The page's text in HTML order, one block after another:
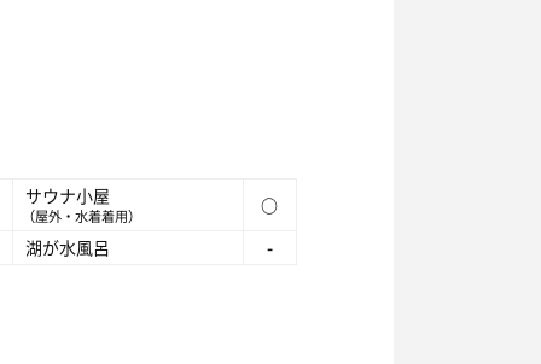
サウナ小屋
（屋外・水着着用）
○
湖が水風呂
-